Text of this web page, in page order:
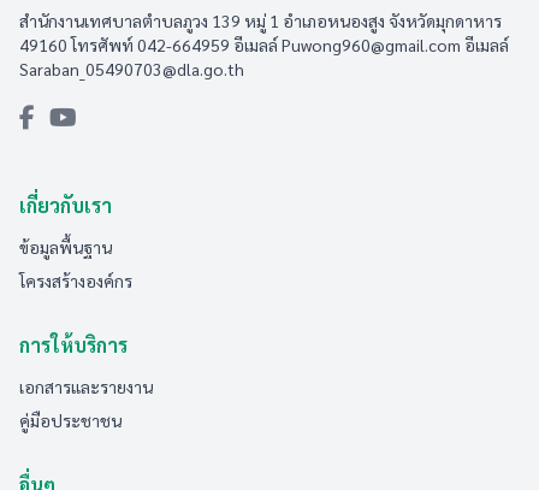
สำนักงานเทศบาลตำบลภูวง 139 หมู่ 1 อำเภอหนองสูง จังหวัดมุกดาหาร
49160 โทรศัพท์ 042-664959 อีเมลล์Puwong960@gmail.com อีเมลล์
Saraban_05490703@dla.go.th
เกี่ยวกับเรา
ข้อมูลพื้นฐาน
โครงสร้างองค์กร
การให้บริการ
เอกสารและรายงาน
คู่มือประชาชน
อื่นๆ